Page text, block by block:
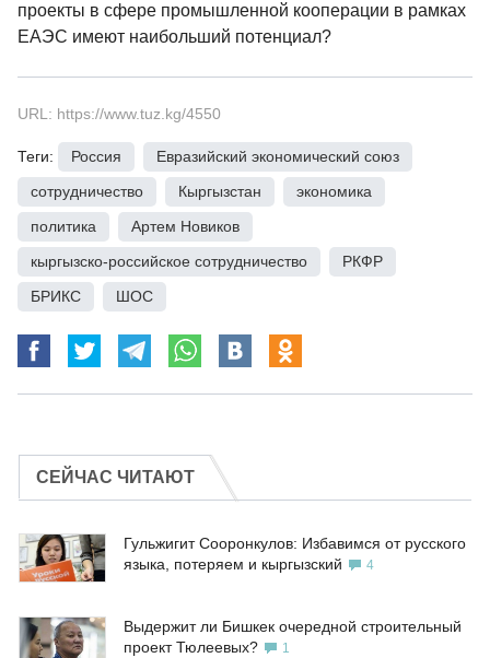
проекты в сфере промышленной кооперации в рамках
ЕАЭС имеют наибольший потенциал?
URL: https://www.tuz.kg/4550
Теги: Россия Евразийский экономический союз
сотрудничество
Кыргызстан экономика
политика
Артем Новиков
кыргызско-российское сотрудничество
РКФР
БРИКС
ШОС
СЕЙЧАС ЧИТАЮТ
Гульжигит Сооронкулов: Избавимся от русского
языка, потеряем и кыргызский
4
Выдержит ли Бишкек очередной строительный
проект Тюлеевых?
1